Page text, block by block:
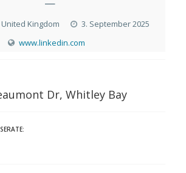
—
Kingdom
3. September 2025
www.linkedin.com
Dr, Whitley Bay